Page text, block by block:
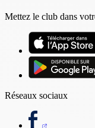
Mettez le club dans
Réseaux sociaux